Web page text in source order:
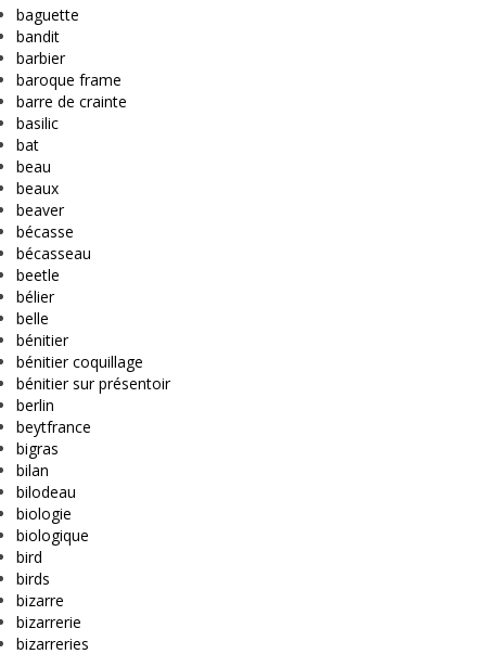
baguette
bandit
barbier
baroque frame
barre de crainte
basilic
bat
beau
beaux
beaver
bécasse
bécasseau
beetle
bélier
belle
bénitier
bénitier coquillage
bénitier sur présentoir
berlin
beytfrance
bigras
bilan
bilodeau
biologie
biologique
bird
birds
bizarre
bizarrerie
bizarreries